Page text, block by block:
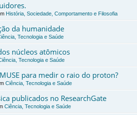
História, Sociedade, Comportamento e Filosofia
da humanidade
Tecnologia e Saúde
núcleos atômicos
Tecnologia e Saúde
para medir o raio do proton?
Ciência, Tecnologia e Saúde
publicados no ResearchGate
Ciência, Tecnologia e Saúde